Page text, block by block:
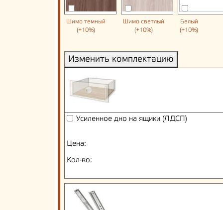
Шимо темный
(+10%)
Шимо светлый
(+10%)
Белый
(+10%)
Изменить комплектацию
Усиленное дно на ящики (ЛДСП)
Цена:
Кол-во: